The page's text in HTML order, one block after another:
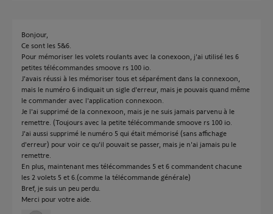
Bonjour,
Ce sont les 5&6.
Pour mémoriser les volets roulants avec la conexoon, j'ai utilisé les 6
petites télécommandes smoove rs 100 io.
J'avais réussi à les mémoriser tous et séparément dans la connexoon,
mais le numéro 6 indiquait un sigle d'erreur, mais je pouvais quand même
le commander avec l'application connexoon.
Je l'ai supprimé de la connexoon, mais je ne suis jamais parvenu à le
remettre. (Toujours avec la petite télécommande smoove rs 100 io.
J'ai aussi supprimé le numéro 5 qui était mémorisé (sans affichage
d'erreur) pour voir ce qu'il pouvait se passer, mais je n'ai jamais pu le
remettre.
En plus, maintenant mes télécommandes 5 et 6 commandent chacune
les 2 volets 5 et 6.(comme la télécommande générale)
Bref, je suis un peu perdu.
Merci pour votre aide.